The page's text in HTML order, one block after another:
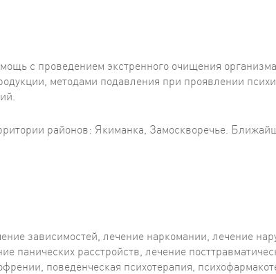
с проведением экстренного очищения организма
методами подавления при проявлении
районов: Якиманка, Замоскворечье.
зависимостей, лечение наркомании, лечение
панических расстройств, лечение
поведенческая психотерапия,